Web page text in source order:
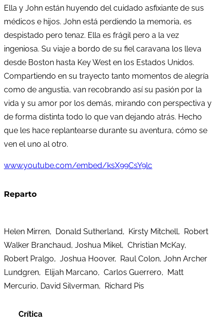
Ella y John están huyendo del cuidado asfixiante de sus
médicos e hijos. John está perdiendo la memoria, es
despistado pero tenaz. Ella es frágil pero a la vez
ingeniosa. Su viaje a bordo de su fiel caravana los lleva
desde Boston hasta Key West en los Estados Unidos.
Compartiendo en su trayecto tanto momentos de alegría
como de angustia, van recobrando así su pasión por la
vida y su amor por los demás, mirando con perspectiva y
de forma distinta todo lo que van dejando atrás. Hecho
que les hace replantearse durante su aventura, cómo se
ven el uno al otro.
www.youtube.com/embed/ksX99CsY9lc
Reparto
Helen Mirren, Donald Sutherland, Kirsty Mitchell, Robert
Walker Branchaud, Joshua Mikel, Christian McKay,
Robert Pralgo, Joshua Hoover, Raul Colon, John Archer
Lundgren, Elijah Marcano, Carlos Guerrero, Matt
Mercurio, David Silverman, Richard Pis
Crítica